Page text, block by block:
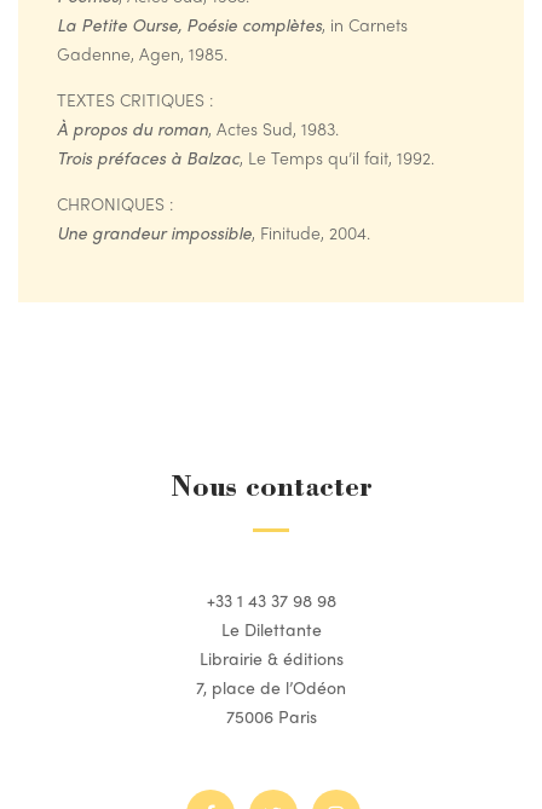
La Petite Ourse, Poésie complètes, in Carnets
Gadenne, Agen, 1985.
TEXTES CRITIQUES :
À propos du roman, Actes Sud, 1983.
Trois préfaces à Balzac, Le Temps qu’il fait, 1992.
CHRONIQUES :
Une grandeur impossible, Finitude, 2004.
Nous contacter
+33 1 43 37 98 98
Le Dilettante
Librairie & éditions
7, place de l’Odéon
75006 Paris